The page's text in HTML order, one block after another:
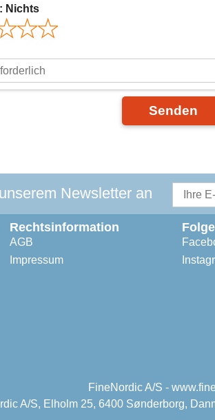
Nichts
Senden
Newsletter an
Rechtsinformation
AGB
Impressum
FineNordic A/S -
A/S, Elholm 25, 6400 Sønderborg,